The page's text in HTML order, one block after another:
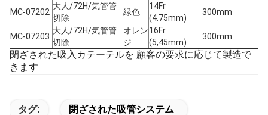
MC-07202
大人/72H/気管管
切除
緑色
14Fr
(4.75mm)
300mm
MC-07203
大人/72H/気管管
切除
オレン
ジ
16Fr
(5,45mm)
300mm
閉ざされた吸入カテーテルを 顧客の要求に応じて製造で
きます
タグ: 閉ざされた吸管システム